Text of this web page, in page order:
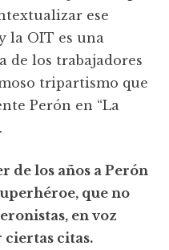
ese
la OIT es una
de los trabajadores
tripartismo que
Perón en “La
de los años a Perón
que no
en voz
ciertas citas.